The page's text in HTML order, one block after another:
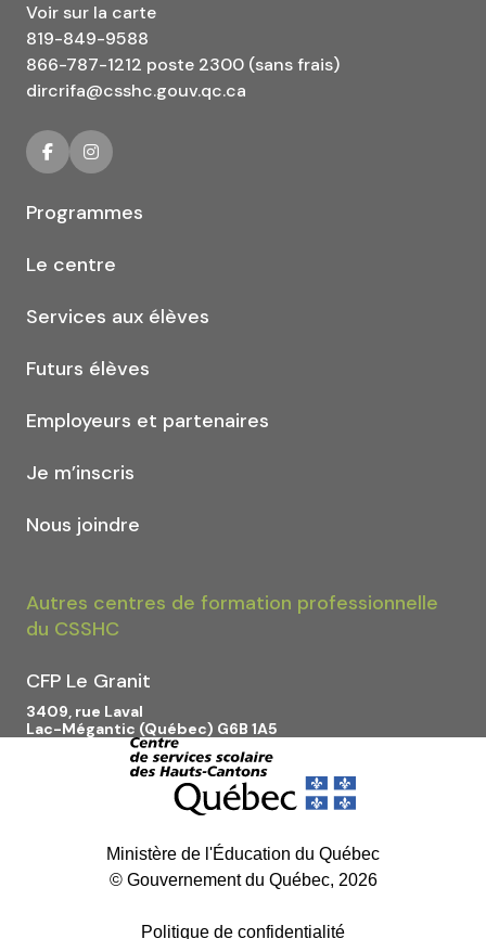
Voir sur la carte
819-849-9588
866-787-1212 poste 2300 (sans frais)
dircrifa@csshc.gouv.qc.ca
Programmes
Le centre
Services aux élèves
Futurs élèves
Employeurs et partenaires
Je m’inscris
Nous joindre
Autres centres de formation professionnelle
du CSSHC
CFP Le Granit
3409, rue Laval
Lac-Mégantic (Québec) G6B 1A5
Ministère de l'Éducation du Québec
© Gouvernement du Québec, 2026
Politique de confidentialité